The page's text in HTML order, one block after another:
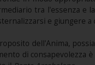
tra l'essenza
e giungere a
dell'Anima,
di consapevolezza